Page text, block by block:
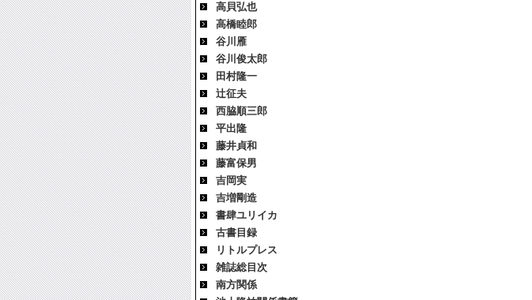
高貝弘也
高橋睦郎
谷川雁
谷川俊太郎
田村隆一
辻征夫
西脇順三郎
平出隆
藤井貞和
藤富保男
吉岡実
吉増剛造
書肆ユリイカ
古書目録
リトルプレス
雑誌総目次
南方関係